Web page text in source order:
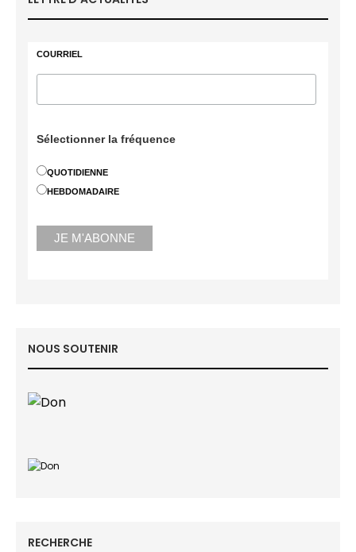
COURRIEL
Sélectionner la fréquence
QUOTIDIENNE
HEBDOMADAIRE
NOUS SOUTENIR
RECHERCHE